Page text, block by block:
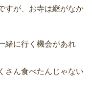
すが、お寺は継がなか
緒に行く機会があれ
さん食べたんじゃない